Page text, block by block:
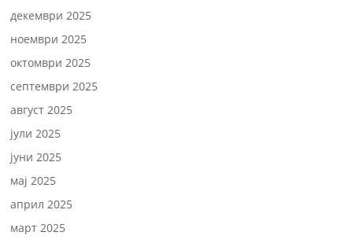
декември 2025
ноември 2025
октомври 2025
септември 2025
август 2025
јули 2025
јуни 2025
мај 2025
април 2025
март 2025